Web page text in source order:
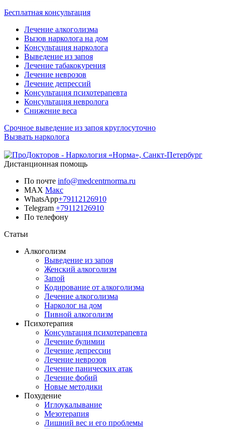
Бесплатная консультация
Лечение алкоголизма
Вызов нарколога на дом
Консультация нарколога
Выведение из запоя
Лечение табакокурения
Лечение неврозов
Лечение депрессий
Консультация психотерапевта
Консультация невролога
Снижение веса
Срочное выведение из запоя круглосуточно
Вызвать нарколога
Дистанционная помощь
По почте info@medcentrnorma.ru
MAX Макс
WhatsApp+79112126910
Telegram +79112126910
По телефону
Статьи
Алкоголизм
Выведение из запоя
Женский алкоголизм
Запой
Кодирование от алкоголизма
Лечение алкоголизма
Нарколог на дом
Пивной алкоголизм
Психотерапия
Консультация психотерапевта
Лечение булимии
Лечение депрессии
Лечение неврозов
Лечение панических атак
Лечение фобий
Новые методики
Похудение
Иглоукалывание
Мезотерапия
Лишний вес и его проблемы